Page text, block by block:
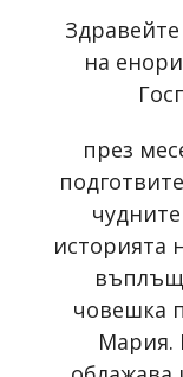
на
през
историята
човешка
Мария.